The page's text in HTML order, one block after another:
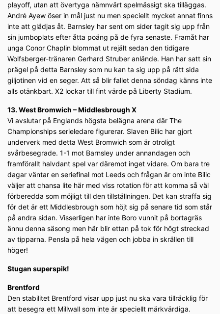
playoff, utan att övertyga nämnvärt spelmässigt ska tilläggas.
André Ayew öser in mål just nu men speciellt mycket annat finns
inte att glädjas åt. Barnsley har sent om sider tagit sig upp från
sin jumboplats efter åtta poäng på de fyra senaste. Framåt har
unga Conor Chaplin blommat ut rejält sedan den tidigare
Wolfsberger-tränaren Gerhard Struber anlände. Han har satt sin
prägel på detta Barnsley som nu kan ta sig upp på rätt sida
giljotinen vid en seger. Att så blir fallet denna söndag känns inte
alls otänkbart. X2 lockar till fint värde på Liberty Stadium.
13. West Bromwich – Middlesbrough X
Vi avslutar på Englands högsta belägna arena där The
Championships serieledare figurerar. Slaven Bilic har gjort
underverk med detta West Bromwich som är otroligt
svårbesegrade. 1-1 mot Barnsley under annandagen och
framförallt halvdant spel var däremot inget vidare. Om bara tre
dagar väntar en seriefinal mot Leeds och frågan är om inte Bilic
väljer att chansa lite här med viss rotation för att komma så väl
förberedda som möjligt till den tillställningen. Det kan straffa sig
för det är ett Middlesbrough som höjt sig på senare tid som står
på andra sidan. Visserligen har inte Boro vunnit på bortagräs
ännu denna säsong men här blir ettan på tok för högt streckad
av tipparna. Pensla på hela vägen och jobba in skrällen till
höger!
Stugan superspik!
Brentford
Den stabilitet Brentford visar upp just nu ska vara tillräcklig för
att besegra ett Millwall som inte är speciellt märkvärdiga.